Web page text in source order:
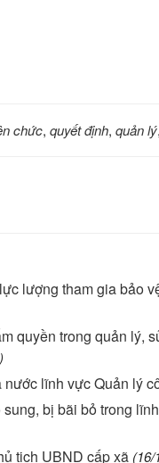
chức, quyết định, quản lý,
lượng tham gia bảo
quyền trong quản lý,
lĩnh vực Quản lý
bị bãi bỏ trong
tịch UBND cấp xã (16/